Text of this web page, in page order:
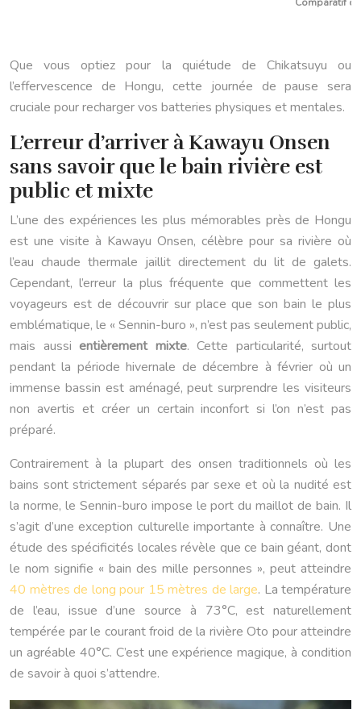
Comparatif
Que vous optiez pour la quiétude de Chikatsuyu ou
l’effervescence de Hongu, cette journée de pause sera
cruciale pour recharger vos batteries physiques et mentales.
L’erreur d’arriver à Kawayu Onsen
sans savoir que le bain rivière est
public et mixte
L’une des expériences les plus mémorables près de Hongu
est une visite à Kawayu Onsen, célèbre pour sa rivière où
l’eau chaude thermale jaillit directement du lit de galets.
Cependant, l’erreur la plus fréquente que commettent les
voyageurs est de découvrir sur place que son bain le plus
emblématique, le « Sennin-buro », n’est pas seulement public,
mais aussi entièrement mixte. Cette particularité, surtout
pendant la période hivernale de décembre à février où un
immense bassin est aménagé, peut surprendre les visiteurs
non avertis et créer un certain inconfort si l’on n’est pas
préparé.
Contrairement à la plupart des onsen traditionnels où les
bains sont strictement séparés par sexe et où la nudité est
la norme, le Sennin-buro impose le port du maillot de bain. Il
s’agit d’une exception culturelle importante à connaître. Une
étude des spécificités locales révèle que ce bain géant, dont
le nom signifie « bain des mille personnes », peut atteindre
40 mètres de long pour 15 mètres de large. La température
de l’eau, issue d’une source à 73°C, est naturellement
tempérée par le courant froid de la rivière Oto pour atteindre
un agréable 40°C. C’est une expérience magique, à condition
de savoir à quoi s’attendre.